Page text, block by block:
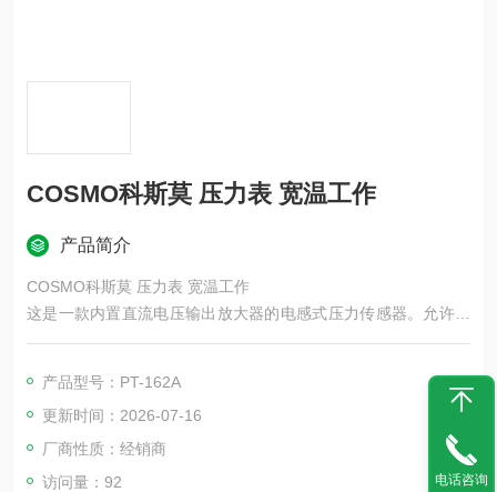
COSMO科斯莫 压力表 宽温工作
产品简介
COSMO科斯莫 压力表 宽温工作
这是一款内置直流电压输出放大器的电感式压力传感器。允许工
作压力为满量程的10倍。生产的电感式微差压 / 表压传感器，常
氦检、氢检配套使用。
产品型号：PT-162A
更新时间：2026-07-16
厂商性质：经销商
访问量：92
电话咨询